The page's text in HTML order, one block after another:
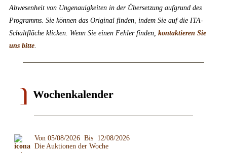
Abwesenheit von Ungenauigkeiten in der Übersetzung aufgrund des
Programms. Sie können das Original finden, indem Sie auf die ITA-
Schaltfläche klicken. Wenn Sie einen Fehler finden, kontaktieren Sie
uns bitte.
Wochenkalender
Von 05/08/2026 Bis 12/08/2026
Die Auktionen der Woche